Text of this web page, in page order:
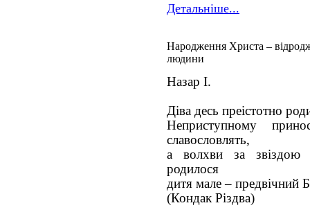
Детальніше...
Народження Христа –
людини
Назар І.
Діва десь преістотно
Неприступному
славословлять,
а волхви за
родилося
дитя мале – предвічний
(Кондак Різдва)